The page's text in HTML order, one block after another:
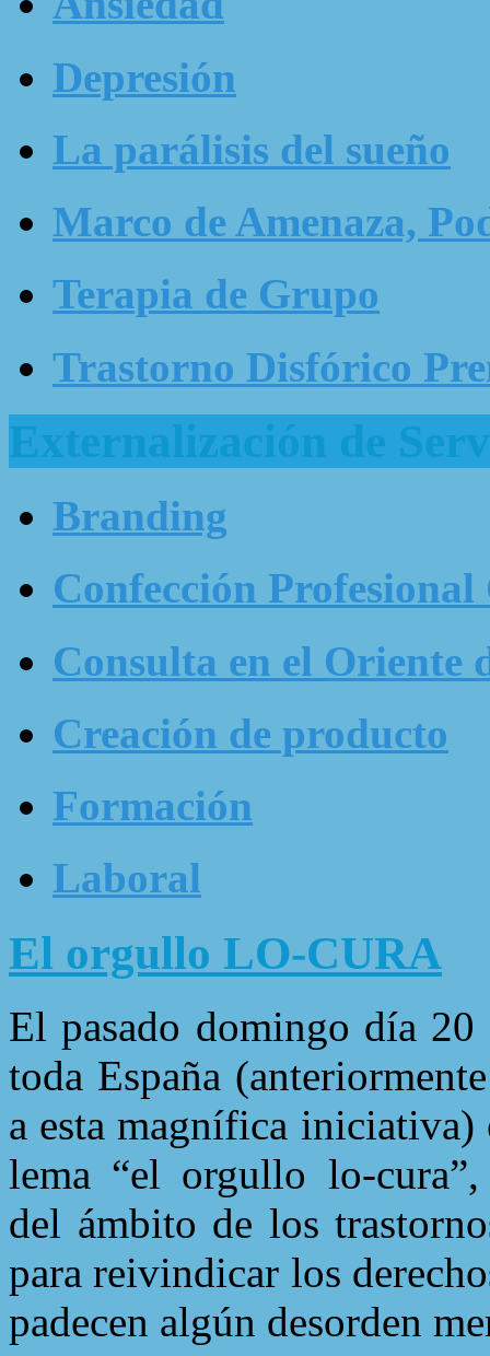
Depresión
La parálisis del sueño
Marco de Amenaza,
Terapia de Grupo
Trastorno Disfórico
Externalización de
Branding
Confección Profesional
Consulta en el Oriente
Creación de producto
Formación
Laboral
El orgullo LO-CURA
El pasado domingo día 20
toda España
a esta magnífica
lema “el orgullo lo-cura”,
del ámbito de los
para reivindicar los
padecen algún desorden